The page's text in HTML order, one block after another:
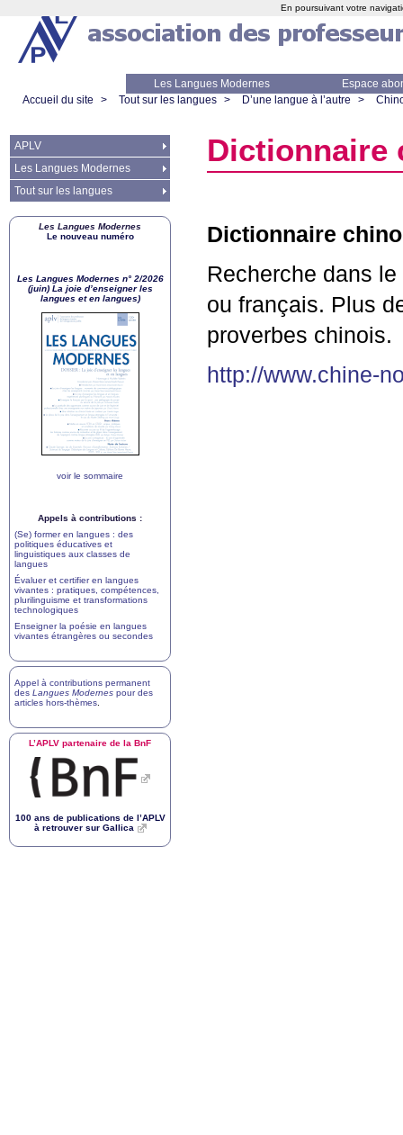
Les Langues Modernes
Espace
Accueil du site
> Tout sur les langues > D’une langue à l’autre >
Dictionnaire
Dictionnaire
Recherche dans
ou français. Plus
proverbes chinois.
http://www.chine-
APLV
Les Langues Modernes
Tout sur les langues
Les Langues Modernes
Le nouveau numéro
Les Langues Modernes n° 2/2026
(juin) La joie d’enseigner les
langues et en langues)
voir le sommaire
Appels à contributions :
(Se) former en langues : des
politiques éducatives et
linguistiques aux classes de
langues
Évaluer et certifier en langues
vivantes : pratiques, compétences,
plurilinguisme et transformations
technologiques
Enseigner la poésie en langues
vivantes étrangères ou secondes
Appel à contributions permanent
des Langues Modernes pour des
articles hors-thèmes
L’APLV partenaire de la BnF
100 ans de publications de l’APLV
à retrouver sur Gallica
En poursuivant votre